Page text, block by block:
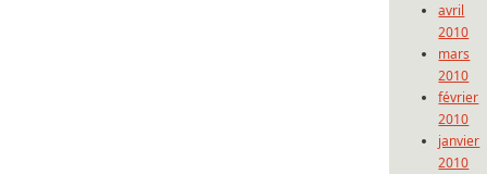
avril
2010
mars
2010
février
2010
janvier
2010